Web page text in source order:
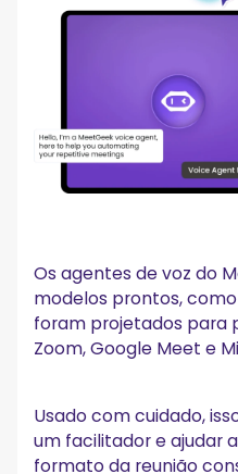
Os agentes de voz do
modelos prontos,
foram projetados para
Zoom, Google Meet e
Usado com cuidado,
um facilitador e ajudar
formato da reunião